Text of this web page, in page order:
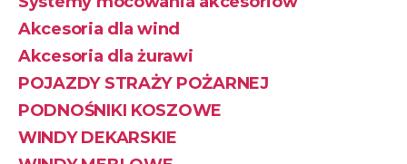
Akcesoria dla wind
Akcesoria dla żurawi
POJAZDY STRAŻY POŻARNEJ
PODNOŚNIKI KOSZOWE
WINDY DEKARSKIE